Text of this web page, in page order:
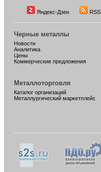
Яндекс-Дзен RSS
Черные металлы
Новости
Аналитика
Цены
Коммерческие предложения
Металлоторговля
Каталог организаций
Металлургический маркетплейс